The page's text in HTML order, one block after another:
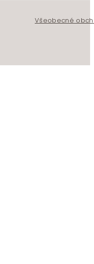
Všeobecné